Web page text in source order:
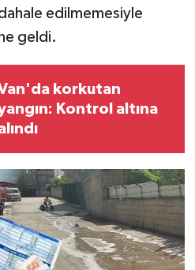
edilmemesiyle
geldi.
korkutan
Kontrol altına